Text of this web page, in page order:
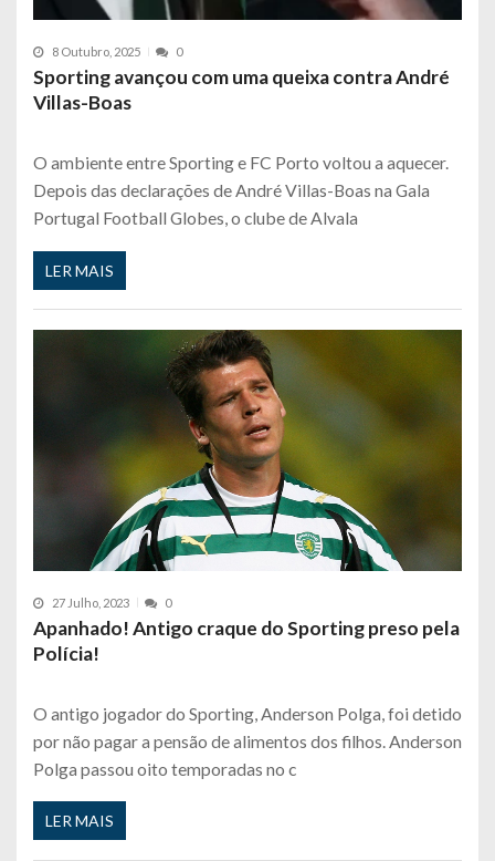
8 Outubro, 2025 0
Sporting avançou com uma queixa contra André
Villas-Boas
O ambiente entre Sporting e FC Porto voltou a aquecer.
Depois das declarações de André Villas-Boas na Gala
Portugal Football Globes, o clube de Alvala
LER MAIS
27 Julho, 2023 0
Apanhado! Antigo craque do Sporting preso pela
Polícia!
O antigo jogador do Sporting, Anderson Polga, foi detido
por não pagar a pensão de alimentos dos filhos. Anderson
Polga passou oito temporadas no c
LER MAIS